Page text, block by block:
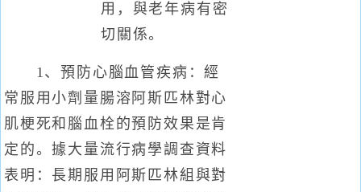
用，與老年病有密
切關係。
1、預防心腦血管疾病：經
常服用小劑量腸溶阿斯匹林對心
肌梗死和腦血栓的預防效果是肯
定的。據大量流行病學調查資料
表明：長期服用阿斯匹林組與對